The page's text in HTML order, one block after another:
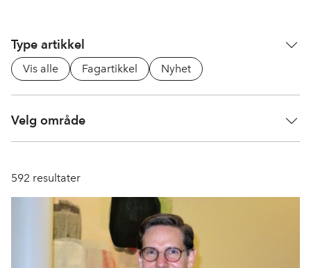
Type artikkel
Vis alle Fagartikkel Nyhet
Velg område
592 resultater